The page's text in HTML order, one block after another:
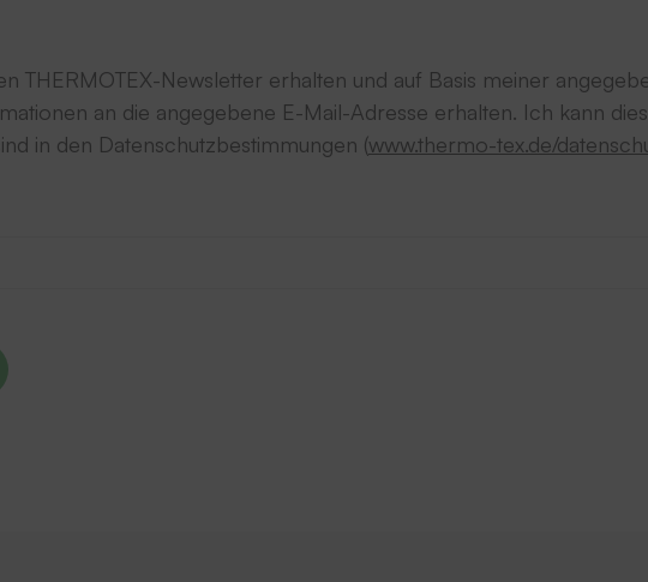
THERMOTEX-Newsletter erhalten und auf Basis meiner
an die angegebene E-Mail-Adresse erhalten. Ich kann
in den Datenschutzbestimmungen (www.thermo-tex.de/